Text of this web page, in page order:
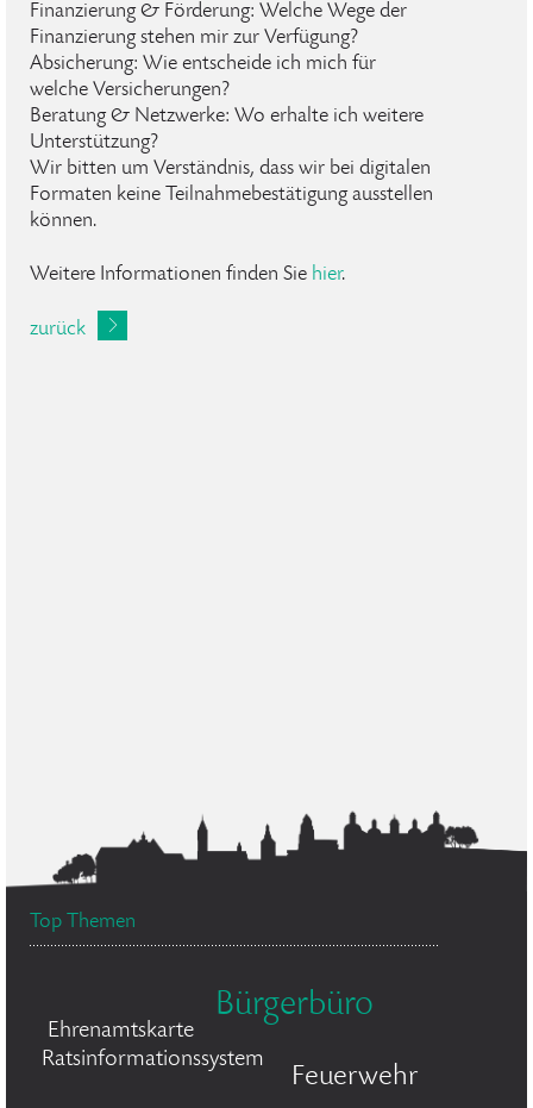
Finanzierung & Förderung: Welche Wege der
Finanzierung stehen mir zur Verfügung?
Absicherung: Wie entscheide ich mich für
welche Versicherungen?
Beratung & Netzwerke: Wo erhalte ich weitere
Unterstützung?
Wir bitten um Verständnis, dass wir bei digitalen
Formaten keine Teilnahmebestätigung ausstellen
können.
Weitere Informationen finden Sie hier.
zurück
Top Themen
Ehrenamtskarte
Bürgerbüro
Ratsinformationssystem
Feuerwehr